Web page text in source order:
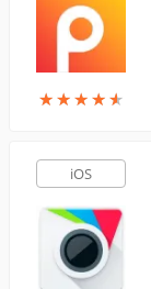
★★★★★
★★★★★
iOS